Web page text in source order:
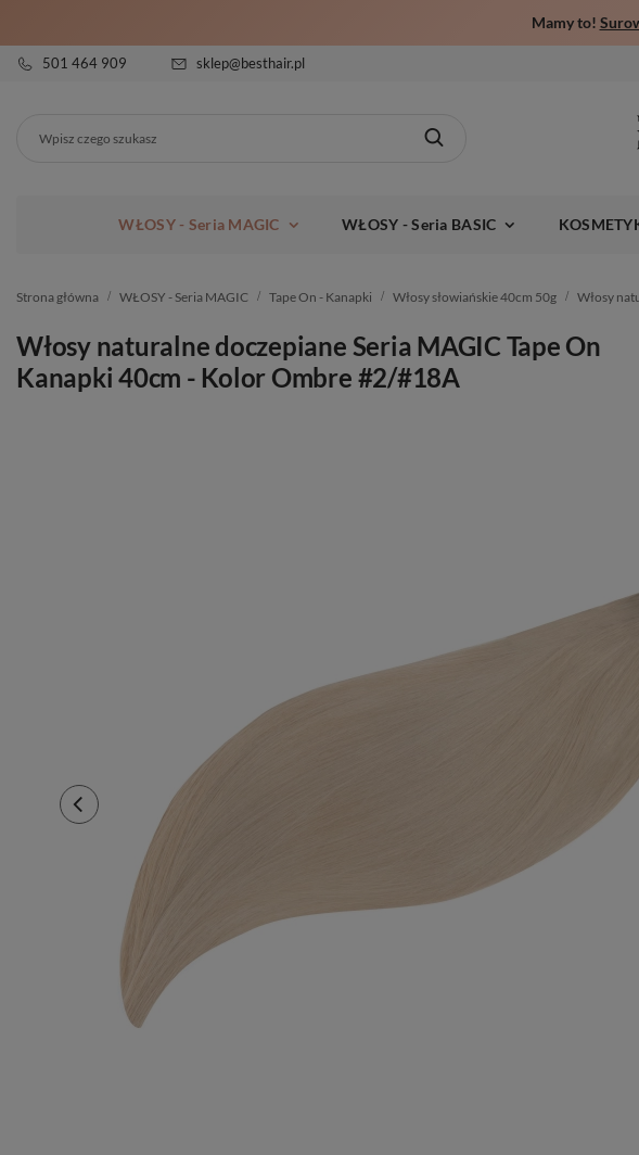
Mamy to!
501 464 909 sklep@besthair.pl
WŁOSY - Seria MAGIC WŁOSY - Seria BASIC
Strona główna WŁOSY - Seria MAGIC Tape On - Kanapki Włosy słowiańskie 40cm 50g Włosy
Włosy naturalne doczepiane Seria MAGIC Tape On
Kanapki 40cm - Kolor Ombre #2/#18A